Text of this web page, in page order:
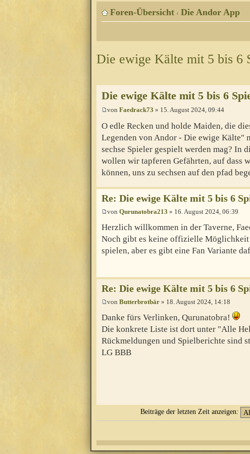
Foren-Übersicht ‹ Die Andor App
Die ewige Kälte mit 5 bis 6
Die ewige Kälte mit 5 bis 6
von Faedrack73 » 15. August 2024, 09:44
O edle Recken und holde Maiden, die
Legenden von Andor - Die ewige Kälte"
sechse Spieler gespielt werden mag? In
wollen wir tapferen Gefährten, auf dass
können, uns zu sechsen auf den pfad
Re: Die ewige Kälte mit 5 bis 6
von Qurunatobra213 » 16. August 2024, 06:39
Herzlich willkommen in der Taverne,
Noch gibt es keine offizielle
spielen, aber es gibt eine Fan Variante
Re: Die ewige Kälte mit 5 bis 6
von Butterbrotbär » 18. August 2024, 14:18
Danke fürs Verlinken, Qurunatobra!
Die konkrete Liste ist dort unter "Alle
Rückmeldungen und Spielberichte sind
LG BBB
Beiträge der letzten Zeit anzeigen: